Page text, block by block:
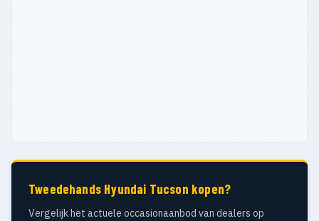
Tweedehands Hyundai Tucson kopen?
Vergelijk het actuele occasionaanbod van dealers op